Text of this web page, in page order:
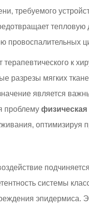
требуемого
к
мягких
является
проблему
оптимизируя
системы
эпидермиса.